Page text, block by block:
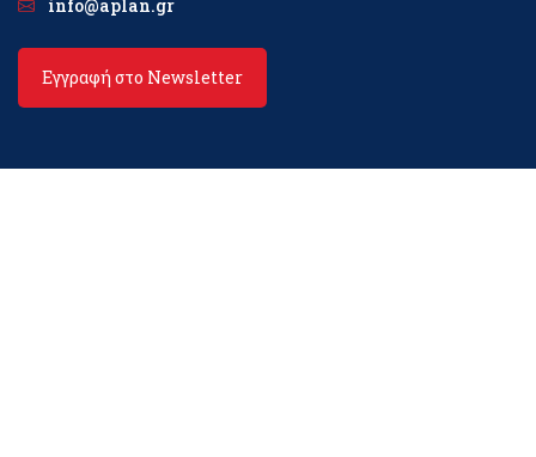
info@aplan.gr
Εγγραφή στο Newsletter